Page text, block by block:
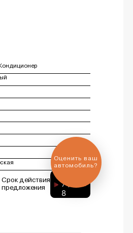
Срок действия
предложения
8
7 дней
обмен